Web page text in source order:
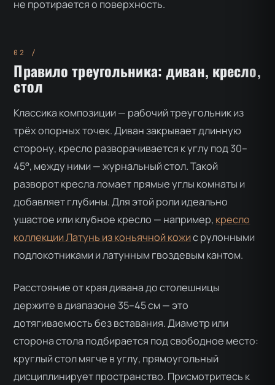
не протирается о поверхность.
Правило треугольника: диван, кресло,
стол
Классика композиции — рабочий треугольник из
трёх опорных точек. Диван закрывает длинную
сторону, кресло разворачивается к углу под 30–
45°, между ними — журнальный стол. Такой
разворот кресла ломает прямые углы комнаты и
добавляет глубины. Для этой роли идеально
ушастое или клубное кресло — например, кресло
коллекции Латунь из коньячной кожис рулонными
подлокотниками и латунным гвоздевым кантом.
Расстояние от края дивана до столешницы
держите в диапазоне 35–45 см — это
дотягиваемость без вставания. Диаметр или
сторона стола подбирается под свободное место:
круглый стол мягче в углу, прямоугольный
дисциплинирует пространство. Присмотритесь к